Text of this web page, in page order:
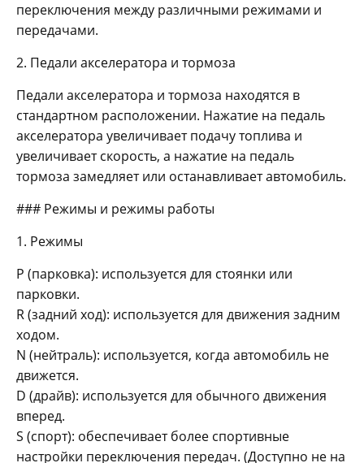
переключения между различными режимами и
передачами.
2. Педали акселератора и тормоза
Педали акселератора и тормоза находятся в
стандартном расположении. Нажатие на педаль
акселератора увеличивает подачу топлива и
увеличивает скорость, а нажатие на педаль
тормоза замедляет или останавливает автомобиль.
### Режимы и режимы работы
1. Режимы
P (парковка): используется для стоянки или
парковки.
R (задний ход): используется для движения задним
ходом.
N (нейтраль): используется, когда автомобиль не
движется.
D (драйв): используется для обычного движения
вперед.
S (спорт): обеспечивает более спортивные
настройки переключения передач. (Доступно не на